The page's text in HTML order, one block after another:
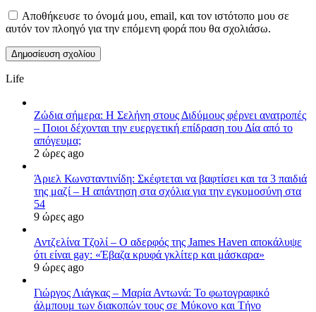
Αποθήκευσε το όνομά μου, email, και τον ιστότοπο μου σε
αυτόν τον πλοηγό για την επόμενη φορά που θα σχολιάσω.
Life
Ζώδια σήμερα: Η Σελήνη στους Διδύμους φέρνει ανατροπές
– Ποιοι δέχονται την ευεργετική επίδραση του Δία από το
απόγευμα;
2 ώρες ago
Άριελ Κωνσταντινίδη: Σκέφτεται να βαφτίσει και τα 3 παιδιά
της μαζί – Η απάντηση στα σχόλια για την εγκυμοσύνη στα
54
9 ώρες ago
Αντζελίνα Τζολί – Ο αδερφός της James Haven αποκάλυψε
ότι είναι gay: «Έβαζα κρυφά γκλίτερ και μάσκαρα»
9 ώρες ago
Γιώργος Λιάγκας – Μαρία Αντωνά: Το φωτογραφικό
άλμπουμ των διακοπών τους σε Μύκονο και Τήνο